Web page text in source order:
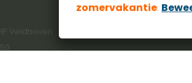
Veldhoven
zomervakantie: